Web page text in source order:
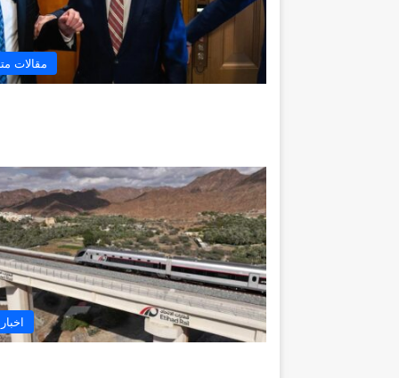
مقالات